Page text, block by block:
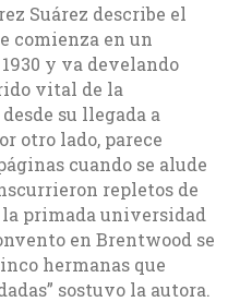
Suárez describe el
comienza en un
y va develando
vital de la
su llegada a
otro lado, parece
cuando se alude
repletos de
primada universidad
en Brentwood se
hermanas que
sostuvo la autora.